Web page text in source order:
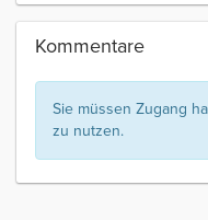
Kommentare
Sie müssen Zugang
zu nutzen.